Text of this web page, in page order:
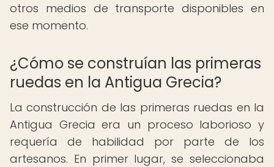
otros medios de transporte disponibles en
ese momento.
¿Cómo se construían las primeras
ruedas en la Antigua Grecia?
La construcción de las primeras ruedas en la
Antigua Grecia era un proceso laborioso y
requería de habilidad por parte de los
artesanos. En primer lugar, se seleccionaba